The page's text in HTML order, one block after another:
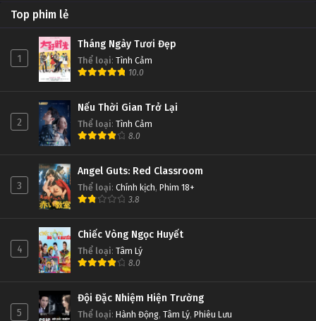
Top phim lẻ
1
Tháng Ngày Tươi Đẹp
Thể loại: Tình Cảm
10.0
2
Nếu Thời Gian Trở Lại
Thể loại: Tình Cảm
8.0
3
Angel Guts: Red Classroom
Thể loại: Chính kịch, Phim 18+
3.8
4
Chiếc Vòng Ngọc Huyết
Thể loại: Tâm Lý
8.0
5
Đội Đặc Nhiệm Hiện Trường
Thể loại: Hành Động, Tâm Lý, Phiêu Lưu